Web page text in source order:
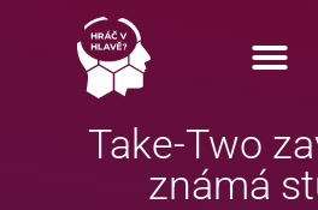
Take-Two
známá